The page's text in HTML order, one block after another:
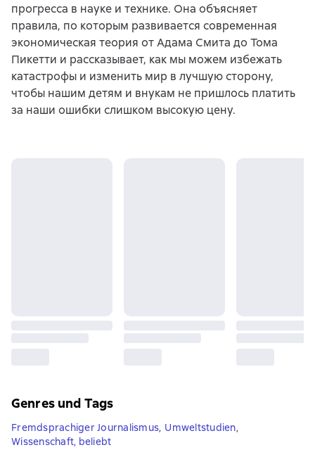
прогресса в науке и технике. Она объясняет
правила, по которым развивается современная
экономическая теория от Адама Смита до Тома
Пикетти и рассказывает, как мы можем избежать
катастрофы и изменить мир в лучшую сторону,
чтобы нашим детям и внукам не пришлось платить
за наши ошибки слишком высокую цену.
Genres und Tags
Fremdsprachiger Journalismus, Umweltstudien,
Wissenschaft, beliebt